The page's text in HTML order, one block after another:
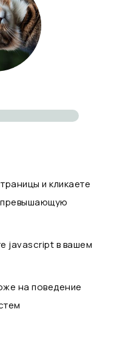
и кликаете
javascript в вашем
на поведение